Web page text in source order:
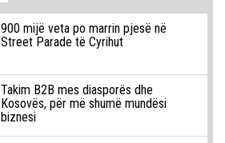
900 mijë veta po marrin pjesë në
Street Parade të Cyrihut
Takim B2B mes diasporës dhe
Kosovës, për më shumë mundësi
biznesi